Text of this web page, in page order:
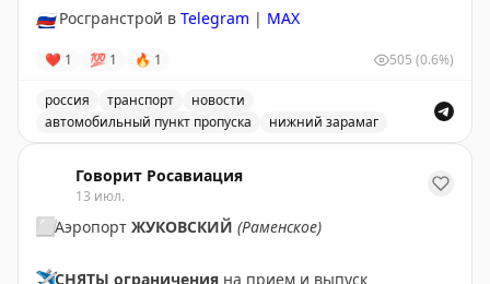
🇷🇺Росгранстрой в Telegram | MAX
❤ 1 💯 1 🔥 1 505 (0.6%)
россия транспорт
новости
автомобильный пункт пропуска
нижний зарамаг
Говорит Росавиация
13 июл.
⬜️Аэропорт ЖУКОВСКИЙ (Раменское)
✈️СНЯТЫ ограничения на прием и выпуск